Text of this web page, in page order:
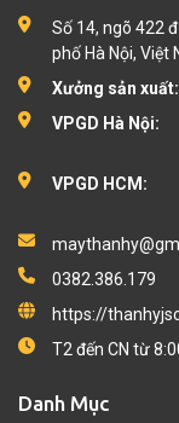
Số 14, ngõ 422
phố Hà Nội, Việt
Xưởng sản xuất:
VPGD Hà Nội:
VPGD HCM:
0382.386.179
https://
T2 đến CN từ
Danh Mục